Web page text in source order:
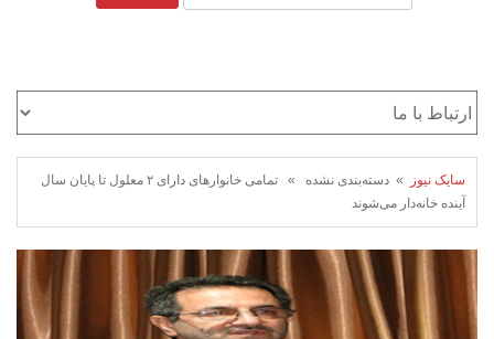
برای:
سایک نیوز
» دسته‌بندی نشده » تمامی خانوارهای دارای ۲ معلول تا پایان سال
آینده خانه‌دار می‌شوند